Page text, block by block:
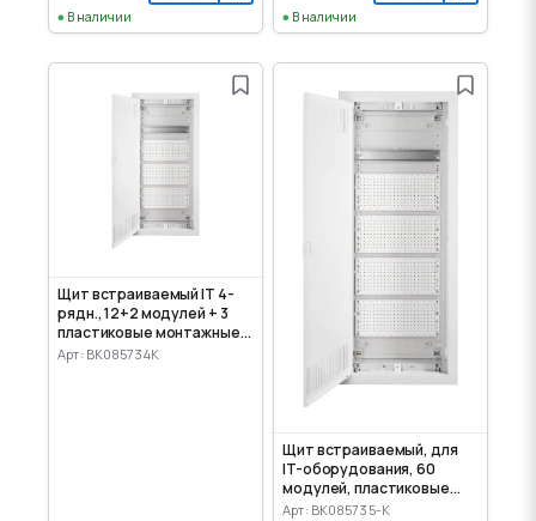
В наличии В наличии
Щит встраиваемый IT 4-
рядн., 12+2 модулей + 3
пластиковые монтажные
панели
Арт: BK085734K
Щит встраиваемый, для
IT-оборудования, 60
модулей, пластиковые
панели
Арт: BK085735-K